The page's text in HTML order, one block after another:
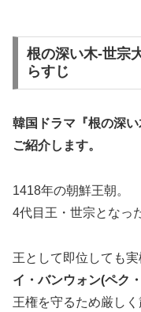
根の深い木-世宗
らすじ
韓国ドラマ『根の深
ご紹介します。
1418年の朝鮮王朝。
4代目王・世宗となっ
王として即位しても
イ・バンウォン(ペク
王権を守るため厳し